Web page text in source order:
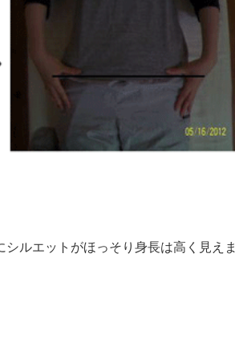
ルエットがほっそり身長は高く見えま